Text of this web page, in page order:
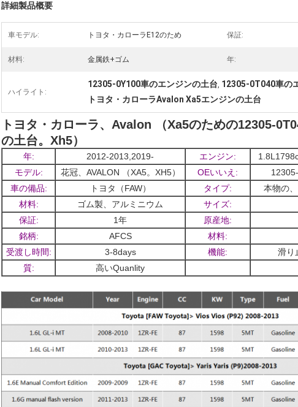
詳細製品概要
車モデル: トヨタ・カローラE12のため 保証:
材料: 金属鉄+ゴム 年:
ハイライト:
12305-0Y100車のエンジンの土台, 12305-0T040車の
トヨタ・カローラAvalon Xa5エンジンの土台
トヨタ・カローラ、Avalon （Xa5のための12305-
の土台。Xh5）
年: 2012-2013,2019- エンジン:
モデル:
花冠、AVALON （XA5。XH5） OEいいえ:
車の備品:
トヨタ（FAW） タイプ:
本物の
材料:
ゴム製、アルミニウム サイズ:
保証:
1年 原産地:
銘柄:
AFCS 材料:
受渡し時間:
3-8days 機能:
滑り
質:
高いQuanlity